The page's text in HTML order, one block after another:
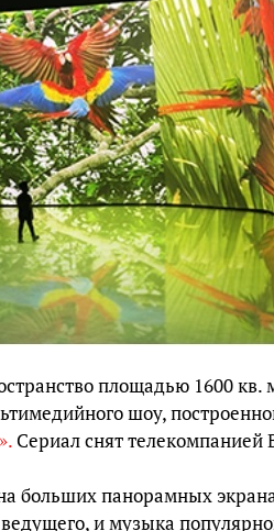
площадью 1600 кв.
шоу,
Сериал снят телекомпанией
больших панорамных
и музыка